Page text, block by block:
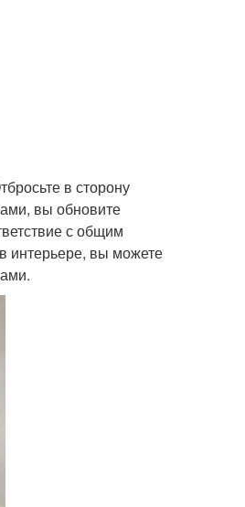
в сторону
вы обновите
с общим
интерьере, вы можете